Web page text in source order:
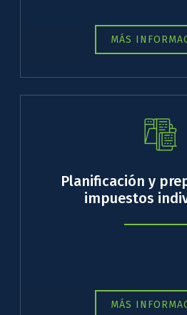
MÁS
Planificación y
impuestos
MÁS